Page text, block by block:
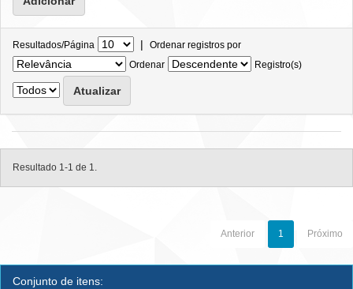
Resultados/Página | Ordenar registros por
Ordenar
Registro(s)
Resultado 1-1 de 1.
Anterior 1 Próximo
Conjunto de itens: